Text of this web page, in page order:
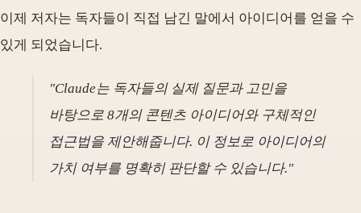
이제 저자는 독자들이 직접 남긴 말에서 아이디어를 얻을 수
있게 되었습니다.
"Claude는 독자들의 실제 질문과 고민을
바탕으로 8개의 콘텐츠 아이디어와 구체적인
접근법을 제안해줍니다. 이 정보로 아이디어의
가치 여부를 명확히 판단할 수 있습니다."